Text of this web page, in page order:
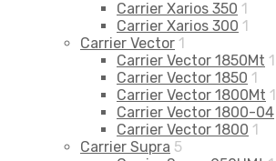
Carrier Xarios 350 1
Carrier Xarios 300 1
Carrier Vector 1
Carrier Vector 1850Mt 1
Carrier Vector 1850 1
Carrier Vector 1800Mt 1
Carrier Vector 1800-04
Carrier Vector 1800 1
Carrier Supra 5